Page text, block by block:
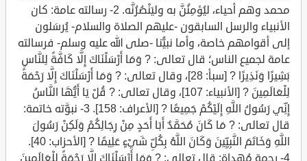
محمد وهم أحياء، ليُؤمِنُنَّ به وليَنْصُرُنَّه. 2- رسالته عامة: كان
الأنبياء والرسل السابقون -عليهم الصلاة والسلام- يُرسَلون
إلى أقوامهم خاصة، وأما نبيُّنا -صلى الله عليه وسلم- فرسالته
عامة لجميع الناس؛ قال تعالى: ? وَمَا أَرْسَلْنَاكَ إِلَّا كَافَّةً لِلنَّاسِ
بَشِيرًا وَنَذِيرًا ? [سبأ: 28]، وقال تعالى: ? وَمَا أَرْسَلْنَاكَ إِلَّا رَحْمَةً
لِلْعَالَمِينَ ? [الأنبياء: 107]، وقال تعالى: ? قُلْ يَا أَيُّهَا النَّاسُ
إِنِّي رَسُولُ اللَّهِ إِلَيْكُمْ جَمِيعًا ? [الأعراف: 158]. 3- نبوَّته خاتمة:
قال تعالى: ? مَا كَانَ مُحَمَّدٌ أَبَا أَحَدٍ مِنْ رِجَالِكُمْ وَلَكِنْ رَسُولَ
اللَّهِ وَخَاتَمَ النَّبِيِّينَ وَكَانَ اللَّهُ بِكُلِّ شَيْءٍ عَلِيمًا ? [الأحزاب: 40].